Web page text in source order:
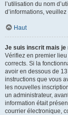
l’utilisation du nom
d’informations,
Haut
Je suis inscrit mais je
Vérifiez en premier
corrects. Si la
avoir en dessous de
instructions que vous
les nouvelles
un administrateur,
information était
courrier électronique,